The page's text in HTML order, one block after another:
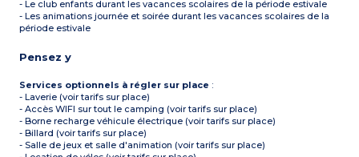
- Le club enfants durant les vacances scolaires de la période estivale
- Les animations journée et soirée durant les vacances scolaires de la
période estivale
Pensez y
Services optionnels à régler sur place :
- Laverie (voir tarifs sur place)
- Accès WIFI sur tout le camping (voir tarifs sur place)
- Borne recharge véhicule électrique (voir tarifs sur place)
- Billard (voir tarifs sur place)
- Salle de jeux et salle d'animation (voir tarifs sur place)